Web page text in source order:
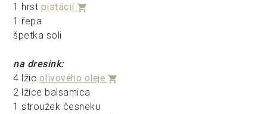
1 hrst pistácií shopping_cart
1 řepa
špetka soli
na dresink:
4 lžic olivového oleje shopping_cart
2 lžíce balsamica
1 stroužek česneku